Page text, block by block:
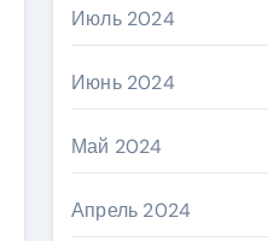
Июль 2024
Июнь 2024
Май 2024
Апрель 2024